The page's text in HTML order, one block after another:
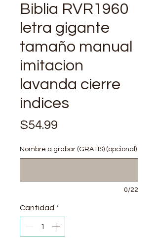
Biblia RVR1960
letra gigante
tamaño manual
imitacion
lavanda cierre
indices
$54.99
Nombre a grabar (GRATIS) (opcional)
0/22
Cantidad *